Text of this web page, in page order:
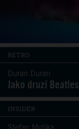
RETRO
Duran Duran
Jako druzí Beatles
INSIDER